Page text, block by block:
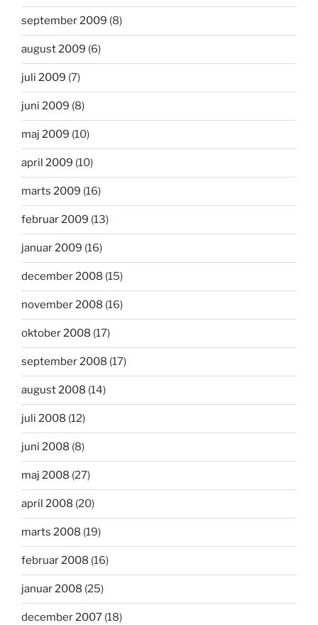
september 2009 (8)
august 2009 (6)
juli 2009 (7)
juni 2009 (8)
maj 2009 (10)
april 2009 (10)
marts 2009 (16)
februar 2009 (13)
januar 2009 (16)
december 2008 (15)
november 2008 (16)
oktober 2008 (17)
september 2008 (17)
august 2008 (14)
juli 2008 (12)
juni 2008 (8)
maj 2008 (27)
april 2008 (20)
marts 2008 (19)
februar 2008 (16)
januar 2008 (25)
december 2007 (18)